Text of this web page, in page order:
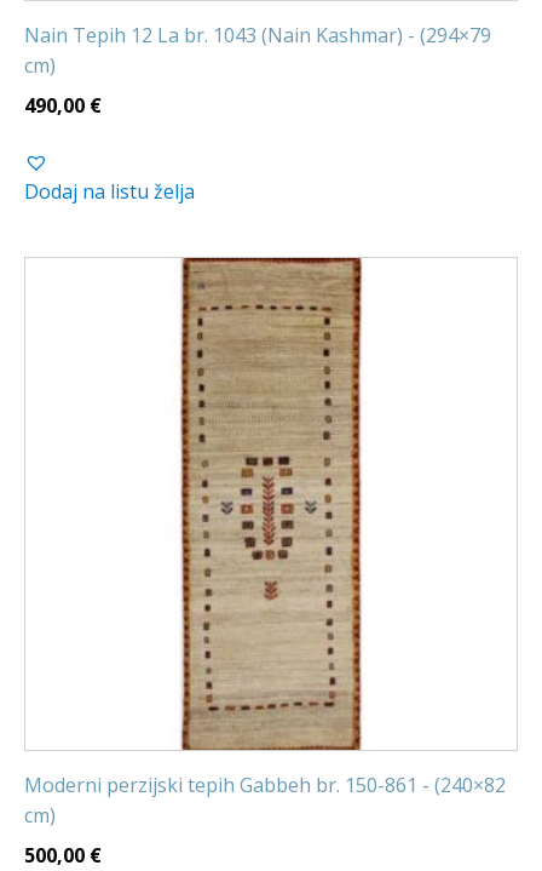
Nain Tepih 12 La br. 1043 (Nain Kashmar) - (294×79
cm)
490,00 €
Dodaj na listu želja
Moderni perzijski tepih Gabbeh br. 150-861 - (240×82
cm)
500,00 €